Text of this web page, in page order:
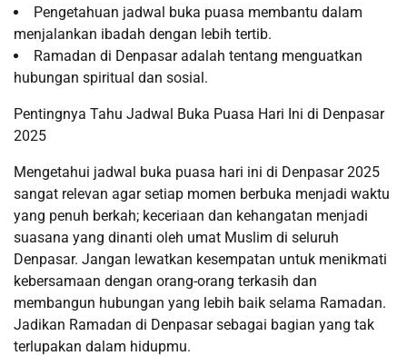
Pengetahuan jadwal buka puasa membantu dalam
menjalankan ibadah dengan lebih tertib.
Ramadan di Denpasar adalah tentang menguatkan
hubungan spiritual dan sosial.
Pentingnya Tahu Jadwal Buka Puasa Hari Ini di Denpasar
2025
Mengetahui jadwal buka puasa hari ini di Denpasar 2025
sangat relevan agar setiap momen berbuka menjadi waktu
yang penuh berkah; keceriaan dan kehangatan menjadi
suasana yang dinanti oleh umat Muslim di seluruh
Denpasar. Jangan lewatkan kesempatan untuk menikmati
kebersamaan dengan orang-orang terkasih dan
membangun hubungan yang lebih baik selama Ramadan.
Jadikan Ramadan di Denpasar sebagai bagian yang tak
terlupakan dalam hidupmu.